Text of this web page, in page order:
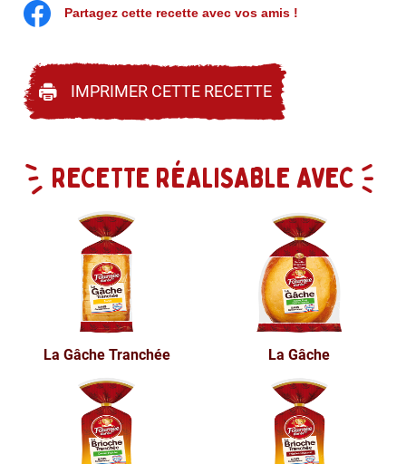
Maintenir chaque partie avec un petit pique en bois.
Partagez cette recette avec vos amis !
IMPRIMER CETTE RECETTE
RECETTE RÉALISABLE AVEC
La Gâche Tranchée La Gâche